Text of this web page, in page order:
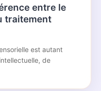
entre le
traitement
est autant
de